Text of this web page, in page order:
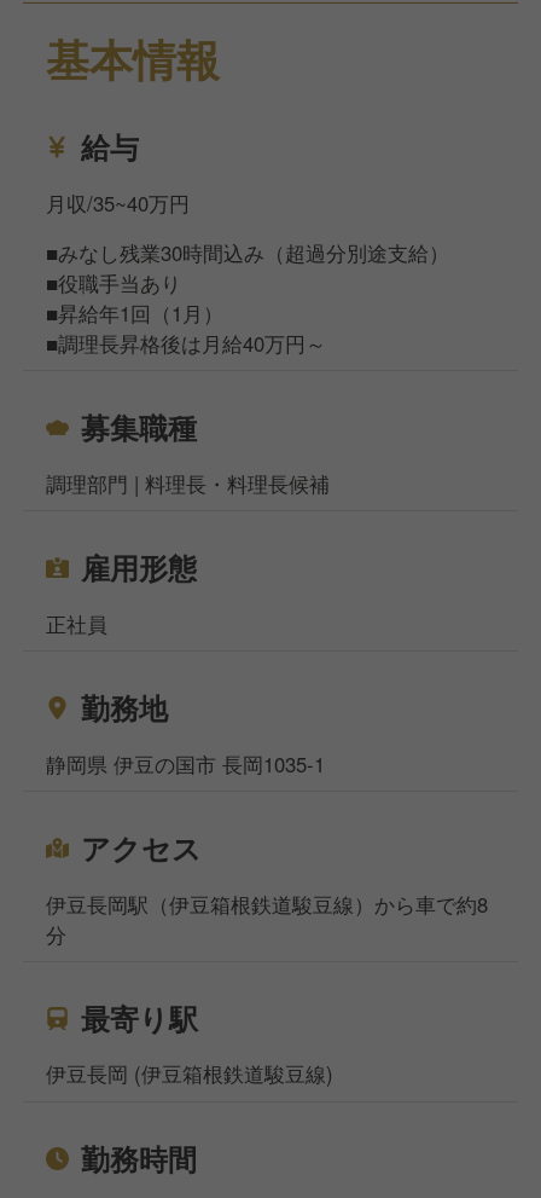
基本情報
給与
月収/35~40万円
■みなし残業30時間込み（超過分別途支給）
■役職手当あり
■昇給年1回（1月）
■調理長昇格後は月給40万円～
募集職種
調理部門 | 料理長・料理長候補
雇用形態
正社員
勤務地
静岡県 伊豆の国市 長岡1035-1
アクセス
伊豆長岡駅（伊豆箱根鉄道駿豆線）から車で約8
分
最寄り駅
伊豆長岡 (伊豆箱根鉄道駿豆線)
勤務時間